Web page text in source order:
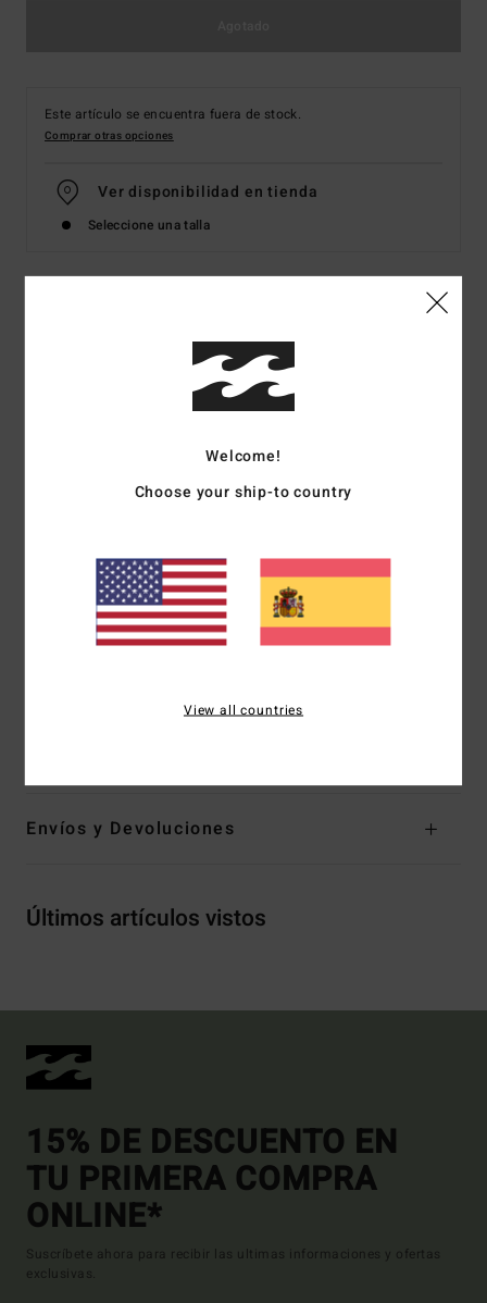
Este artículo se encuentra fuera de stock.
Comprar otras opciones
Ver disponibilidad en tienda
Seleccione una talla
Camiseta de manga corta Morado Hombre
Código de color
Colección: Mogul
Corte: ajuste OG
Cuello: cuello redondo
Mangas: manga corta
Marca: serigrafía de tacto suave
Envíos y Devoluciones
Últimos artículos vistos
15% DE DESCUENTO EN
TU PRIMERA COMPRA
ONLINE*
Suscríbete ahora para recibir las ultimas informaciones y ofertas
exclusivas.
Welcome!
Choose your ship-to country
View all countries